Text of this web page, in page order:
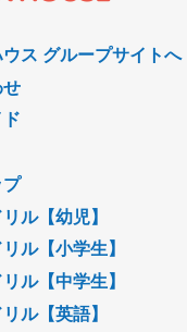
ス グループサイトへ
せ
プ
ル【幼児】
ル【小学生】
ル【中学生】
ル【英語】